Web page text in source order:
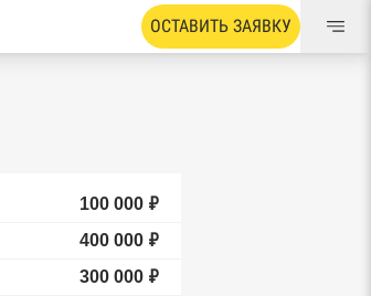
ОСТАВИТЬ ЗАЯВКУ
100 000 ₽
400 000 ₽
300 000 ₽